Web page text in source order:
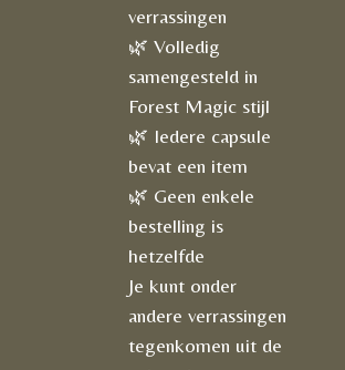
verrassingen
🌿 Volledig
samengesteld in
Forest Magic stijl
🌿 Iedere capsule
bevat een item
🌿 Geen enkele
bestelling is
hetzelfde
Je kunt onder
andere verrassingen
tegenkomen uit de